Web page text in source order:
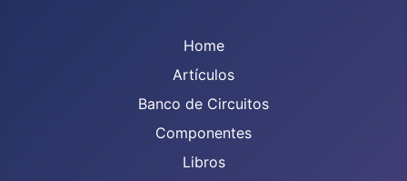
Home
Artículos
Banco de Circuitos
Componentes
Libros